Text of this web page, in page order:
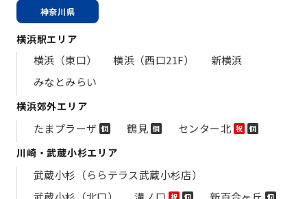
神奈川県
横浜駅エリア
横浜（東口） 横浜（西口21F）
新横浜
みなとみらい
横浜郊外エリア
たまプラーザ 個 鶴見 個 センター北 祝 個
川崎・武蔵小杉エリア
武蔵小杉（ららテラス武蔵小杉店）
祝 個 個